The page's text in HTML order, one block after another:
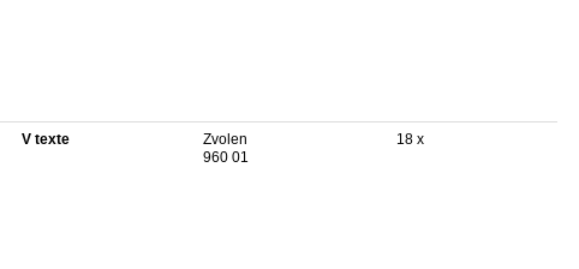
V texte
Zvolen
960 01
18 x